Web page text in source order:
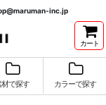
inc.jp
カート
材で探す カラーで探す